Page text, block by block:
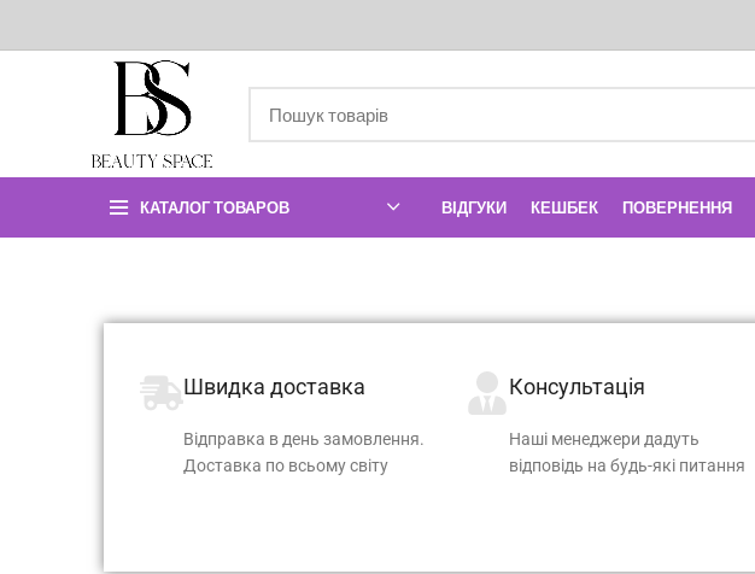
КАТАЛОГ ТОВАРОВ ВІДГУКИ КЕШБЕК ПОВЕРНЕННЯ
Швидка доставка
Відправка в день замовлення.
Доставка по всьому світу
Консультація
Наші менеджери дадуть
відповідь на будь-які питання